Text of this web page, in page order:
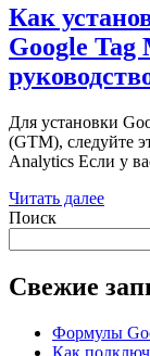
Как
Google Tag
Для установки
(GTM), следуйте
Analytics Если у
Читать далее
Поиск
Свежие
Формулы
Как